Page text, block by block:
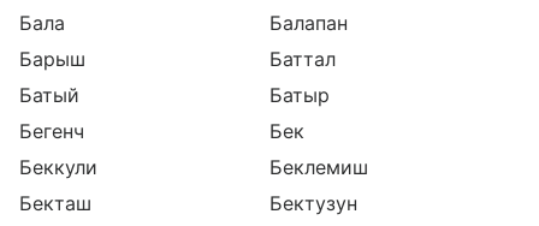
Бала
Балапан
Барыш
Баттал
Батый
Батыр
Бегенч
Бек
Беккули
Беклемиш
Бекташ
Бектузун